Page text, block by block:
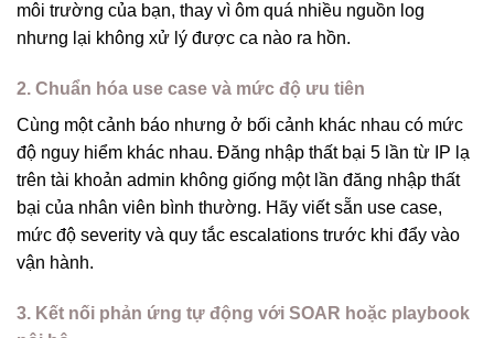
môi trường của bạn, thay vì ôm quá nhiều nguồn log
nhưng lại không xử lý được ca nào ra hồn.
2. Chuẩn hóa use case và mức độ ưu tiên
Cùng một cảnh báo nhưng ở bối cảnh khác nhau có mức
độ nguy hiểm khác nhau. Đăng nhập thất bại 5 lần từ IP lạ
trên tài khoản admin không giống một lần đăng nhập thất
bại của nhân viên bình thường. Hãy viết sẵn use case,
mức độ severity và quy tắc escalations trước khi đẩy vào
vận hành.
3. Kết nối phản ứng tự động với SOAR hoặc playbook